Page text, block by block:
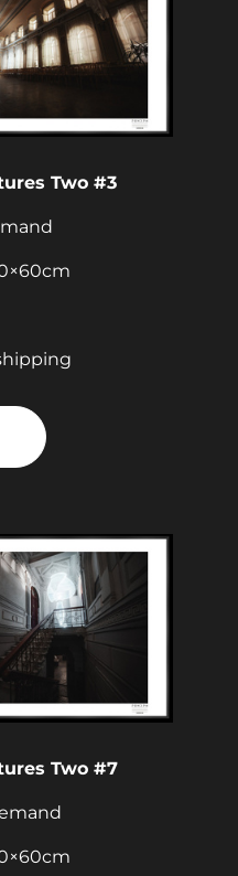
Two #3
Two #7